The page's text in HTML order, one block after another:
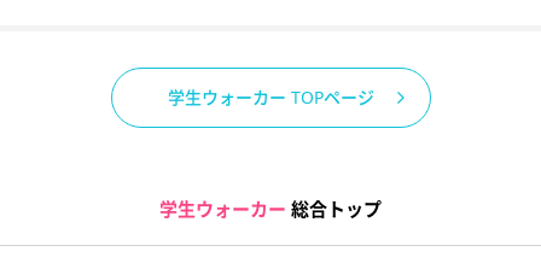
学生ウォーカー TOPページ
学生ウォーカー 総合トップ